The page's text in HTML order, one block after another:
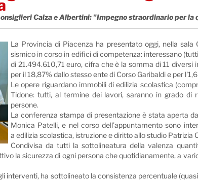
Calza e Albertini: "Impegno straordinario per
La Provincia di Piacenza ha presentato oggi, nella
sismico in corso in edifici di competenza: interessano
di 21.494.610,71 euro, cifra che è la somma di 11
per il 18,87% dallo stesso ente di Corso Garibaldi e per
Le opere riguardano immobili di edilizia scolastica
Tidone: tutti, al termine dei lavori, saranno in grado di
persone.
La conferenza stampa di presentazione è stata aperta
Monica Patelli, e nel corso dell’appuntamento sono
a edilizia scolastica, istruzione e diritto allo studio Patrizia
Condivisa da tutti la sottolineatura della valenza
la sicurezza di ogni persona che quotidianamente, a
ha sottolineato la consistenza percentuale